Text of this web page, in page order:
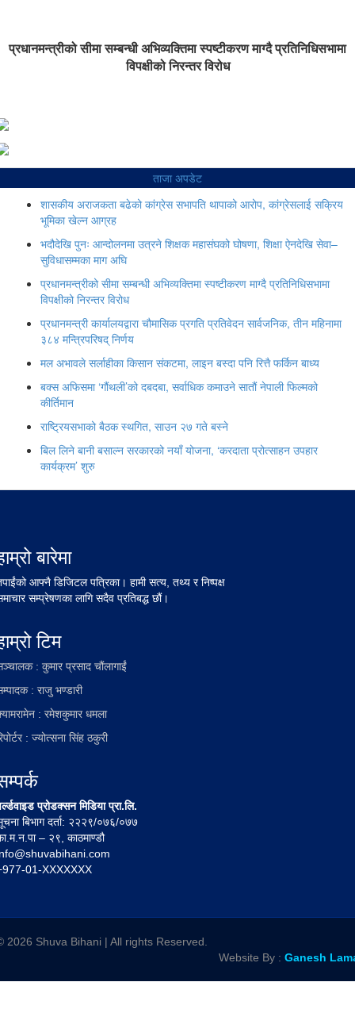
प्रधानमन्त्रीको सीमा सम्बन्धी अभिव्यक्तिमा स्पष्टीकरण माग्दै प्रतिनिधिसभामा
विपक्षीको निरन्तर विरोध
ताजा अपडेट
शासकीय अराजकता बढेको कांग्रेस सभापति थापाको आरोप, कांग्रेसलाई सक्रिय
भूमिका खेल्न आग्रह
भदौदेखि पुनः आन्दोलनमा उत्रने शिक्षक महासंघको घोषणा, शिक्षा ऐनदेखि सेवा–
सुविधासम्मका माग अघि
प्रधानमन्त्रीको सीमा सम्बन्धी अभिव्यक्तिमा स्पष्टीकरण माग्दै प्रतिनिधिसभामा
विपक्षीको निरन्तर विरोध
प्रधानमन्त्री कार्यालयद्वारा चौमासिक प्रगति प्रतिवेदन सार्वजनिक, तीन महिनामा
३८४ मन्त्रिपरिषद् निर्णय
मल अभावले सर्लाहीका किसान संकटमा, लाइन बस्दा पनि रित्तै फर्किन बाध्य
बक्स अफिसमा ‘गौंथली’को दबदबा, सर्वाधिक कमाउने सातौं नेपाली फिल्मको
कीर्तिमान
राष्ट्रियसभाको बैठक स्थगित, साउन २७ गते बस्ने
बिल लिने बानी बसाल्न सरकारको नयाँ योजना, ‘करदाता प्रोत्साहन उपहार
कार्यक्रम’ शुरु
बारेमा
आफ्नै डिजिटल पत्रिका। हामी सत्य, तथ्य र निष्पक्ष
सम्प्रेषणका लागि सदैव प्रतिबद्ध छौं।
टिम
: कुमार प्रसाद चौंलागाईं
: राजु भण्डारी
: रमेशकुमार धमला
: ज्योत्सना सिंह ठकुरी
प्रोडक्सन मिडिया प्रा.लि.
बिभाग दर्ता: २२२९/०७६/०७७
– २९, काठमाण्डौ
01-XXXXXXX
2026 Shuva Bihani | All rights Reserved.
Website By : Ganesh